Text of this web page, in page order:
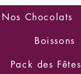
Nos Chocolats
Boissons
Pack des Fêtes